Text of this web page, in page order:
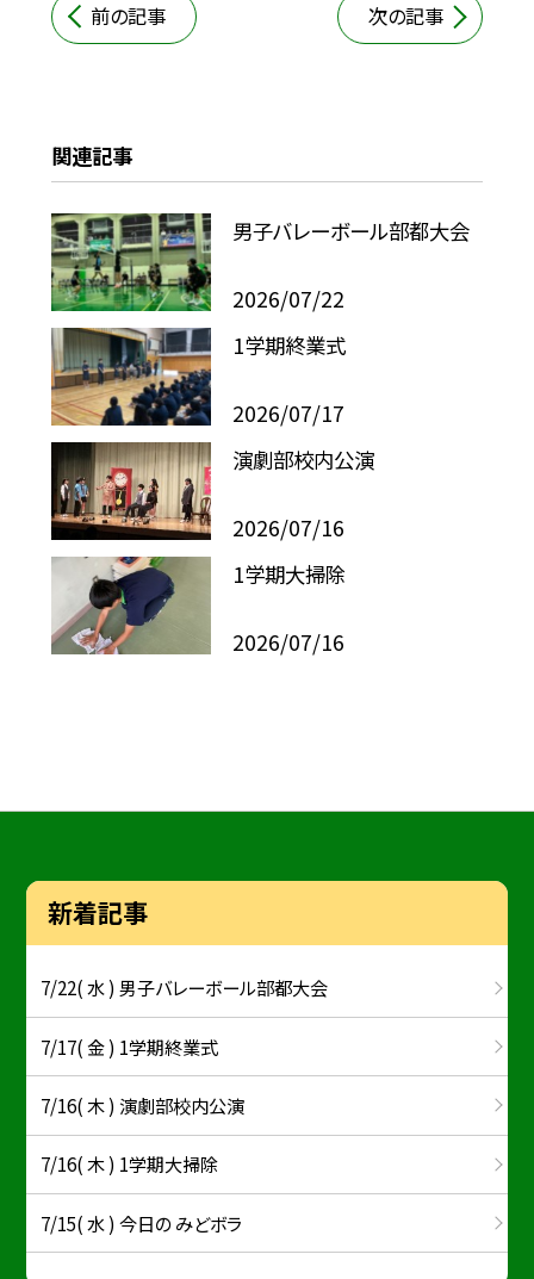
前の記事 次の記事
関連記事
男子バレーボール部都大会
2026/07/22
1学期終業式
2026/07/17
演劇部校内公演
2026/07/16
1学期大掃除
2026/07/16
新着記事
7/22( 水 ) 男子バレーボール部都大会
7/17( 金 ) 1学期終業式
7/16( 木 ) 演劇部校内公演
7/16( 木 ) 1学期大掃除
7/15( 水 ) 今日の みどボラ